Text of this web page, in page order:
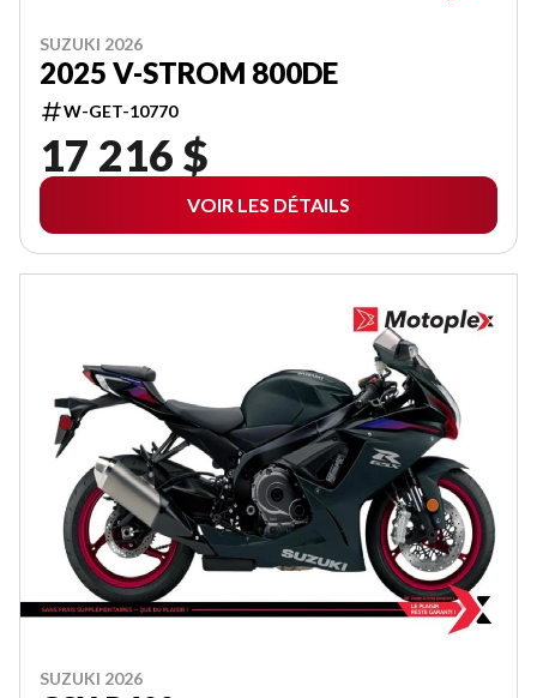
SUZUKI 2026
2025 V-STROM 800DE
W-GET-10770
17 216 $
VOIR LES DÉTAILS
SUZUKI 2026